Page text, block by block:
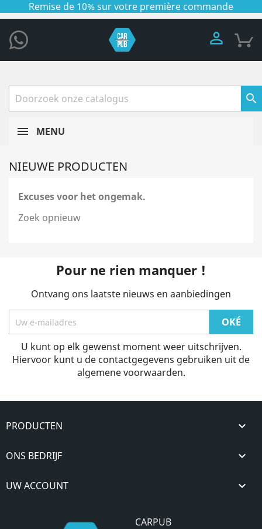
Remise de 10% sur votre première commande


MENU
NIEUWE PRODUCTEN
Excuses voor het ongemak.
Zoek opnieuw
Pour ne rien manquer !
Ontvang ons laatste nieuws en aanbiedingen
U kunt op elk gewenst moment weer uitschrijven.
Hiervoor kunt u de contactgegevens gebruiken uit de
algemene voorwaarden.
PRODUCTEN 
ONS BEDRIJF 
UW ACCOUNT 
CARPUB